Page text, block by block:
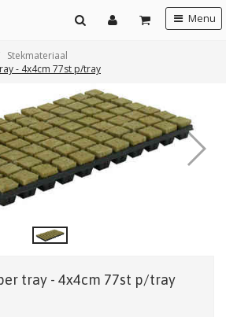
Menu
Stekmateriaal
- 4x4cm 77st p/tray
tray - 4x4cm 77st p/tray